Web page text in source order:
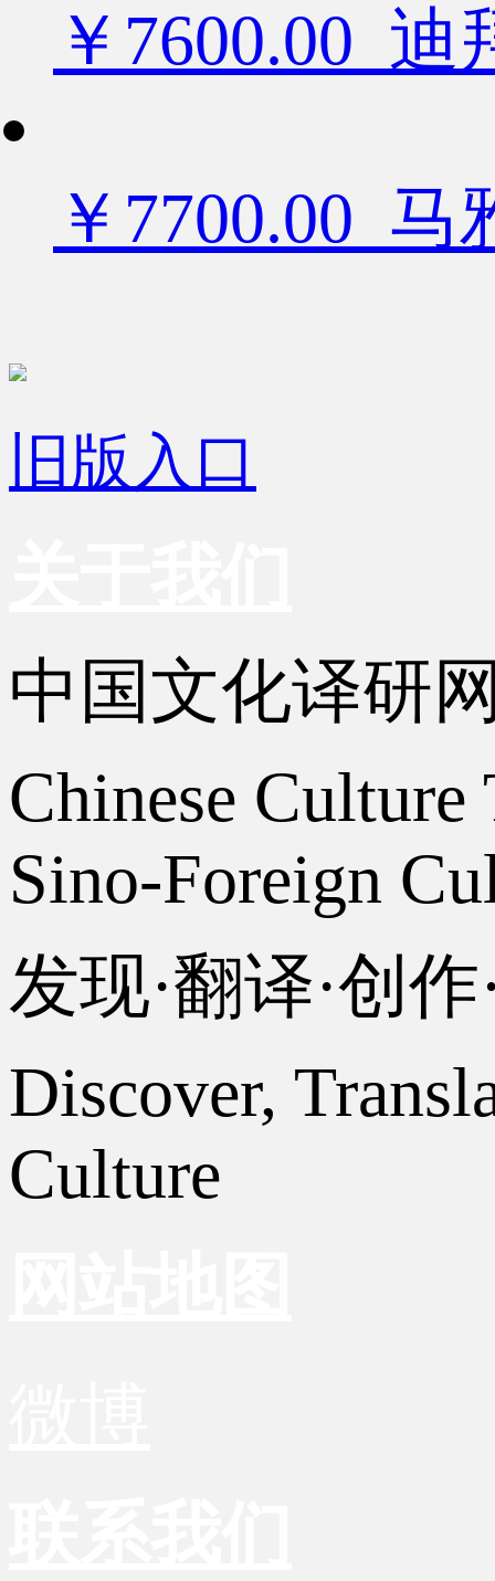
￥7600.00
￥7700.00 马
旧版入口
中国文化译研
Chinese
Sino-Foreign
发现·翻译·创
Discover,
Culture